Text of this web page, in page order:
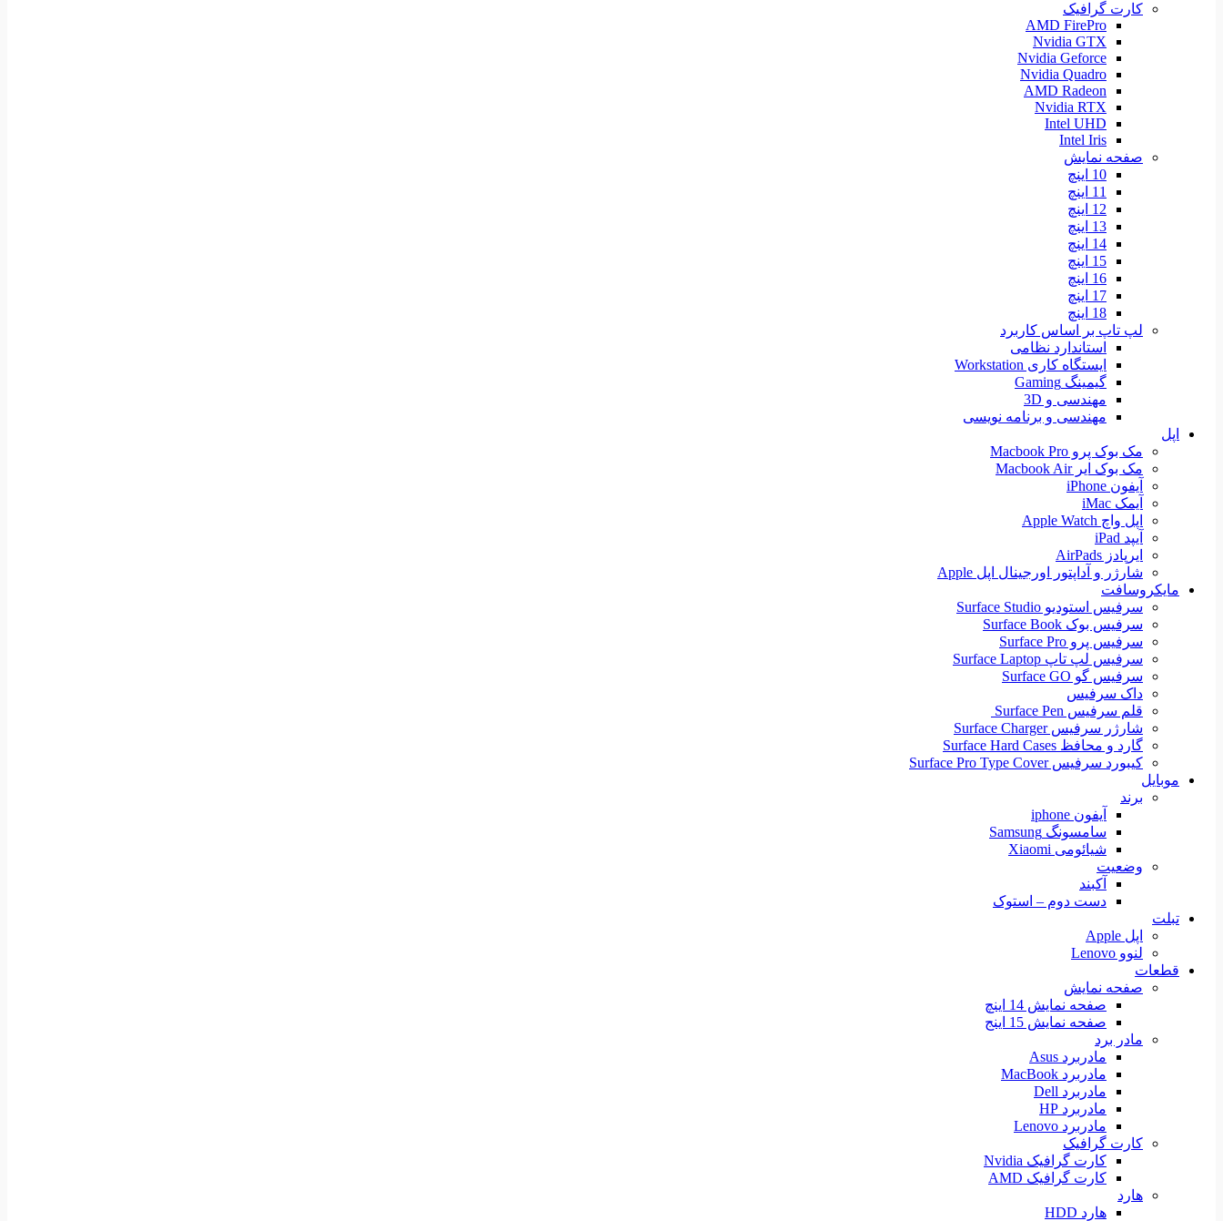
کارت گرافیک
AMD FirePro
Nvidia GTX
Nvidia Geforce
Nvidia Quadro
AMD Radeon
Nvidia RTX
Intel UHD
Intel Iris
صفحه نمایش
10 اینچ
11 اینچ
12 اینچ
13 اینچ
14 اینچ
15 اینچ
16 اینچ
17 اینچ
18 اینچ
لپ تاپ بر اساس کاربرد
استاندارد نظامی
ایستگاه کاری Workstation
گیمینگ Gaming
مهندسی و 3D
مهندسی و برنامه نویسی
اپل
مک بوک پرو Macbook Pro
مک بوک ایر Macbook Air
آیفون iPhone
آیمک iMac
اپل واچ Apple Watch
آیپد iPad
ایرپادز AirPads
شارژر و آداپتور اورجینال اپل Apple
مایکروسافت
سرفیس استودیو Surface Studio
سرفیس بوک Surface Book
سرفیس پرو Surface Pro
سرفیس لپ تاپ Surface Laptop
سرفیس گو Surface GO
داک سرفیس
قلم سرفیس Surface Pen
شارژر سرفیس Surface Charger
گارد و محافظ Surface Hard Cases
کیبورد سرفیس Surface Pro Type Cover
موبایل
برند
آیفون iphone
سامسونگ Samsung
شیائومی Xiaomi
وضعیت
آکبند
دست دوم – استوک
تبلت
اپل Apple
لنوو Lenovo
قطعات
صفحه نمایش
صفحه نمایش 14 اینچ
صفحه نمایش 15 اینج
مادر برد
مادربرد Asus
مادربرد MacBook
مادربرد Dell
مادربرد HP
مادربرد Lenovo
کارت گرافیک
کارت گرافیک Nvidia
کارت گرافیک AMD
هارد
هارد HDD